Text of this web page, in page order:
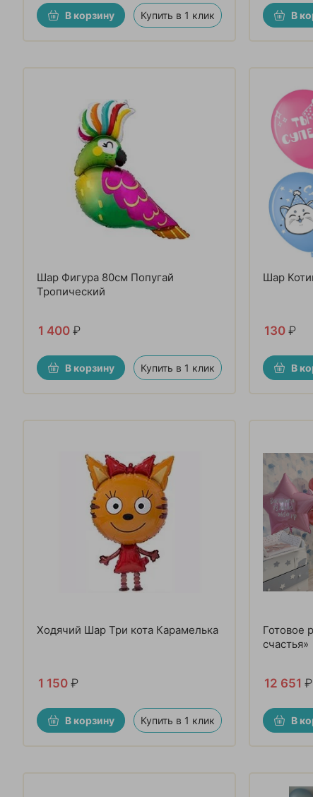
В корзину Купить в 1 клик В
Шар Фигура 80см Попугай
Тропический
1 400 ₽
В корзину Купить в 1 клик
Шар
130 ₽
В
Ходячий Шар Три кота Карамелька
1 150 ₽
В корзину Купить в 1 клик
Готовое
счастья»
12 651 ₽
В